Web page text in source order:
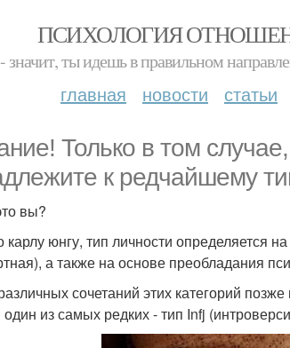
ПСИХОЛОГИЯ
значит, ты идешь в правильном
главная новости статьи
Только в том
к редчайшему
вы?
карлу юнгу, тип личности определяется
а также на основе преобладания
сочетаний этих категорий
один из самых редких - тип Infj